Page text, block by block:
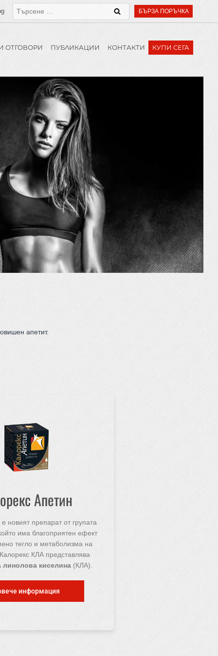
БЪРЗА ПОРЪЧКА
ОТГОВОРИ ПУБЛИКАЦИИ КОНТАКТИ КУПИ СЕГА
апетит.
Апетин
новият препарат от групата
има благоприятен ефект
тегло и метаболизма на
КЛА представлява
линолова киселина(КЛА).
информация